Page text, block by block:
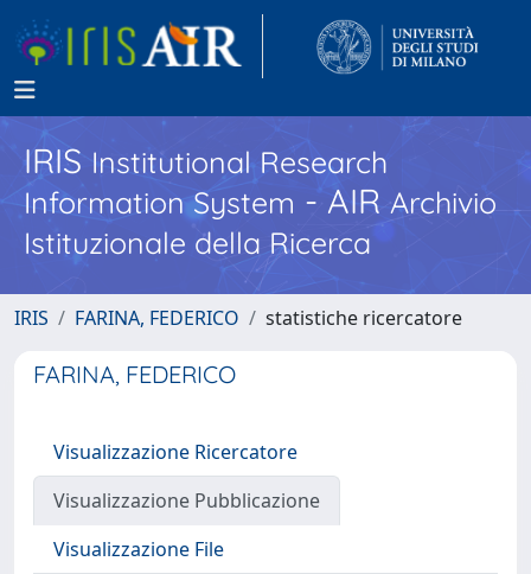
IRISInstitutional Research
Information System - AIR Archivio
Istituzionale della Ricerca
IRIS FARINA, FEDERICO statistiche ricercatore
FARINA, FEDERICO
Visualizzazione Ricercatore
Visualizzazione Pubblicazione
Visualizzazione File